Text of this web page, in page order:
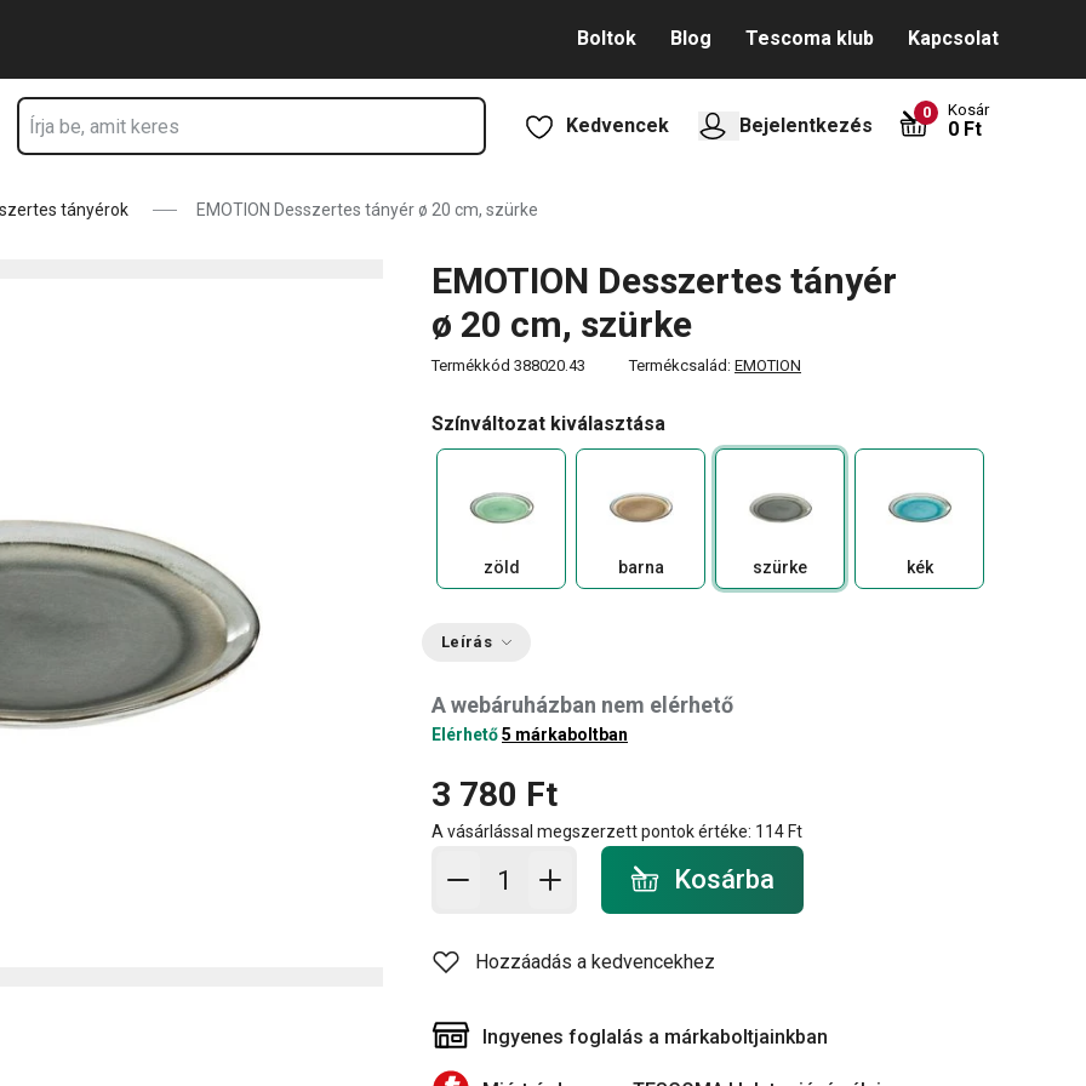
Boltok Blog Tescoma klub Kapcsolat
Kedvencek Bejelentkezés
0 Kosár
0 Ft
tányérok EMOTION Desszertes tányér ø 20 cm, szürke
EMOTION Desszertes tányér
ø 20 cm, szürke
Termékkód 388020.43 Termékcsalád: EMOTION
Színváltozat kiválasztása
zöld barna szürke kék
Leírás
A webáruházban nem elérhető
Elérhető5 márkaboltban
3 780 Ft
A vásárlással megszerzett pontok értéke: 114 Ft
Kosárba - mennyiség
Kosárba
Hozzáadás a kedvencekhez
Ingyenes foglalás a márkaboltjainkban